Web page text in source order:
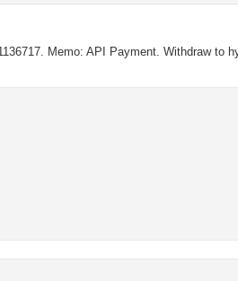
Memo: API Payment. Withdraw to